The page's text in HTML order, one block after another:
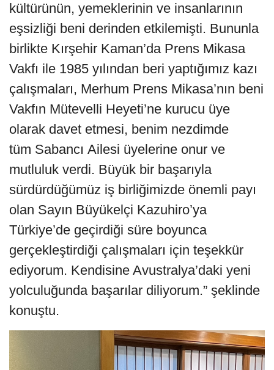
kültürünün, yemeklerinin ve insanlarının
eşsizliği beni derinden etkilemişti. Bununla
birlikte Kırşehir Kaman’da Prens Mikasa
Vakfı ile 1985 yılından beri yaptığımız kazı
çalışmaları, Merhum Prens Mikasa’nın beni
Vakfın Mütevelli Heyeti’ne kurucu üye
olarak davet etmesi, benim nezdimde
tüm Sabancı Ailesi üyelerine onur ve
mutluluk verdi. Büyük bir başarıyla
sürdürdüğümüz iş birliğimizde önemli payı
olan Sayın Büyükelçi Kazuhiro’ya
Türkiye’de geçirdiği süre boyunca
gerçekleştirdiği çalışmaları için teşekkür
ediyorum. Kendisine Avustralya’daki yeni
yolculuğunda başarılar diliyorum.” şeklinde
konuştu.